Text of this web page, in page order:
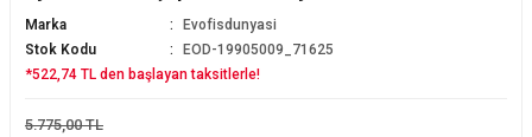
Marka
Evofisdunyasi
Stok Kodu
EOD-19905009_71625
*522,74 TL den başlayan taksitlerle!
5.775,00 TL